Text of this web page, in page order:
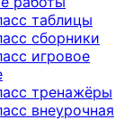
таблицы
сборники
игровое
тренажёры
внеурочная